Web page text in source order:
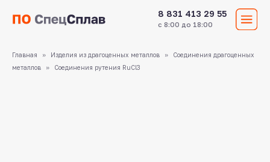
8 831 413 29 55
Главная Изделия из драгоценных металлов
Соединения драгоценных
металлов
Соединения рутения RuCl3